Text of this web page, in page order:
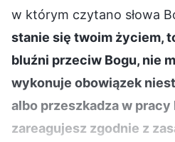
w którym czytano słowa
stanie się twoim życiem,
bluźni przeciw Bogu, nie
wykonuje obowiązek
albo przeszkadza w pracy
zareagujesz zgodnie z